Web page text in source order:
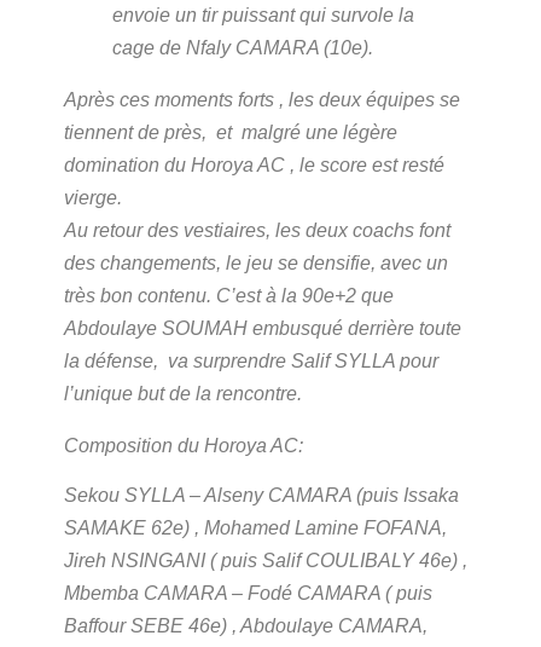
envoie un tir puissant qui survole la
cage de Nfaly CAMARA (10e).
Après ces moments forts , les deux équipes se
tiennent de près, et malgré une légère
domination du Horoya AC , le score est resté
vierge.
Au retour des vestiaires, les deux coachs font
des changements, le jeu se densifie, avec un
très bon contenu. C’est à la 90e+2 que
Abdoulaye SOUMAH embusqué derrière toute
la défense, va surprendre Salif SYLLA pour
l’unique but de la rencontre.
Composition du Horoya AC:
Sekou SYLLA – Alseny CAMARA (puis Issaka
SAMAKE 62e) , Mohamed Lamine FOFANA,
Jireh NSINGANI ( puis Salif COULIBALY 46e) ,
Mbemba CAMARA – Fodé CAMARA ( puis
Baffour SEBE 46e) , Abdoulaye CAMARA,